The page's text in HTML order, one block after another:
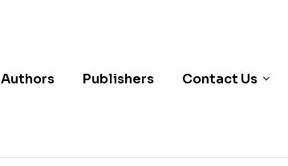
Authors Publishers Contact Us